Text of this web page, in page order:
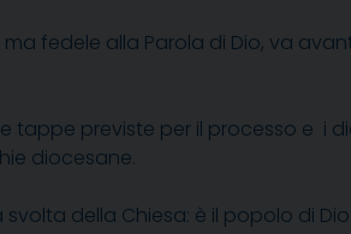
fedele alla Parola di Dio, va
previste per il processo e i
diocesane.
della Chiesa: è il popolo di